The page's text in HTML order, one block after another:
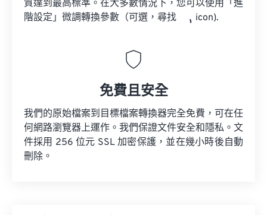
質達到最高標準。在大多數情況下，您可以使用「進
階設定」微調轉換參數（可選，尋找
icon).
免費且安全
我們的原始檔案到目標檔案轉換器完全免費，可在任
何網路瀏覽器上運作。我們保證文件安全和隱私。文
件採用 256 位元 SSL 加密保護，並在幾小時後自動
刪除。